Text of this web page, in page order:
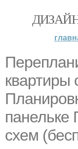
квартиры
панельке
схем